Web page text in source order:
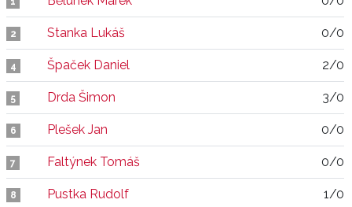
2 Stanka Lukáš 0/0
4 Špaček Daniel 2/0
5 Drda Šimon 3/0
6 Plešek Jan 0/0
7 Faltýnek Tomáš 0/0
8 Pustka Rudolf 1/0